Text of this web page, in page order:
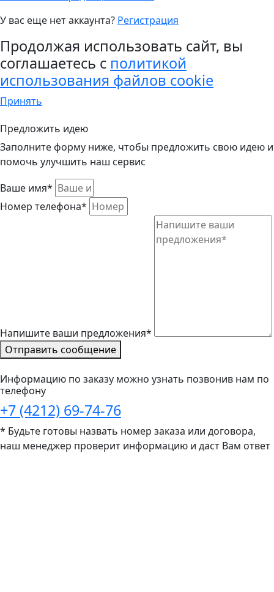
У вас еще нет аккаунта? Регистрация
Продолжая использовать сайт, вы
соглашаетесь с политикой
использования файлов cookie
Принять
Предложить идею
Заполните форму ниже, чтобы предложить свою идею и
помочь улучшить наш сервис
Ваше имя*
Номер телефона*
Напишите ваши предложения*
Отправить сообщение
Информацию по заказу можно узнать позвонив нам по
телефону
+7 (4212) 69-74-76
* Будьте готовы назвать номер заказа или договора,
наш менеджер проверит информацию и даст Вам ответ